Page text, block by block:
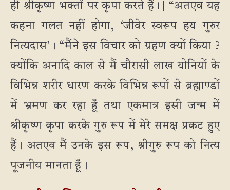
ही श्रीकृष्ण भक्तों पर कृपा करते हैं।] “अतएव यह
कहना गलत नहीं होगा, ‘जीवेर स्वरूप हय गुरुर
नित्यदास’। “मैंने इस विचार को ग्रहण क्यों किया ?
क्योंकि अनादि काल से मैं चौरासी लाख योनियों के
विभिन्न शरीर धारण करके विभिन्न रूपों से ब्रह्माण्डों
में भ्रमण कर रहा हूँ तथा एकमात्र इसी जन्म में
श्रीकृष्ण कृपा करके गुरु रूप में मेरे समक्ष प्रकट हुए
हैं। अतएव मैं उनके इस रूप, श्रीगुरु रूप को नित्य
पूजनीय मानता हूँ।